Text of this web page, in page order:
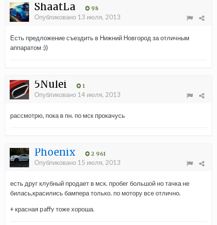
ShaatLa 98
Опубликовано 13 июля, 2013
Есть предложение съездить в Нижний Новгород за отличным
аппаратом :))
5Nulei 1
Опубликовано 14 июля, 2013
рассмотрю, пока в пн. по мск прокачусь
Phoenix 2 961
Опубликовано 15 июля, 2013
есть друг клубный продает в мск. пробег большой но тачка не
билась,красились бампера только. по мотору все отлично.
+ красная paffy тоже хороша.